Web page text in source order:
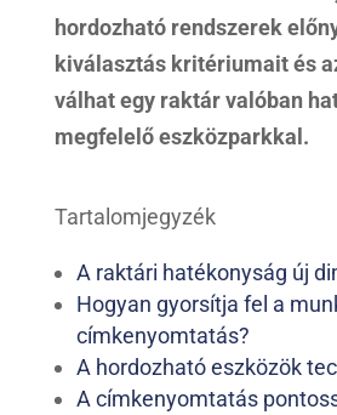
hordozható rendszerek
kiválasztás kritériumait és
válhat egy raktár valóban
megfelelő eszközparkkal.
Tartalomjegyzék
A raktári hatékonyság új
Hogyan gyorsítja fel a
címkenyomtatás?
A hordozható eszközök
A címkenyomtatás